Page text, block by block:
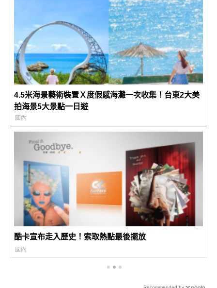
4.5米海景藝術裝置Ｘ度假感海灘一次收集！台東2大美
拍海景5大景點一日遊
國內
酷卡宣布走入歷史！索取熱點最後擺放
國內